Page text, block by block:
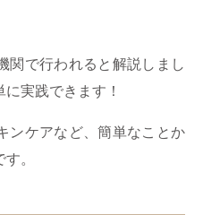
関で行われると解説しまし
実践できます！
ンケアなど、簡単なことか
。